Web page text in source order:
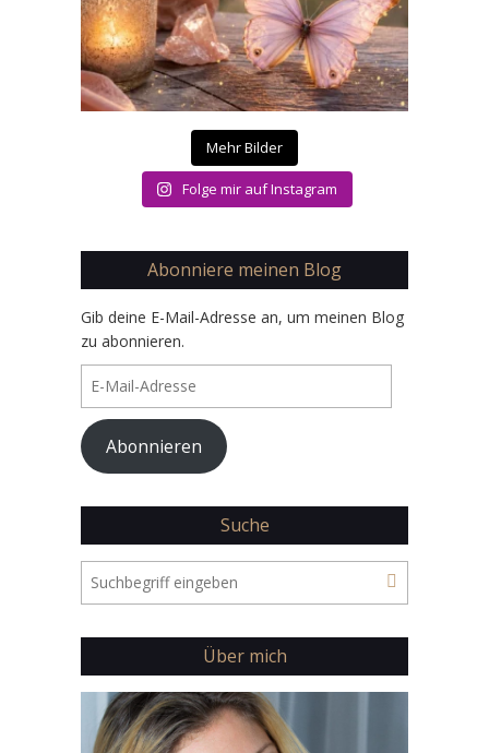
Mehr Bilder
Folge mir auf Instagram
Abonniere meinen Blog
Gib deine E-Mail-Adresse an, um meinen Blog
zu abonnieren.
Adresse
Abonnieren
Suche
Über mich